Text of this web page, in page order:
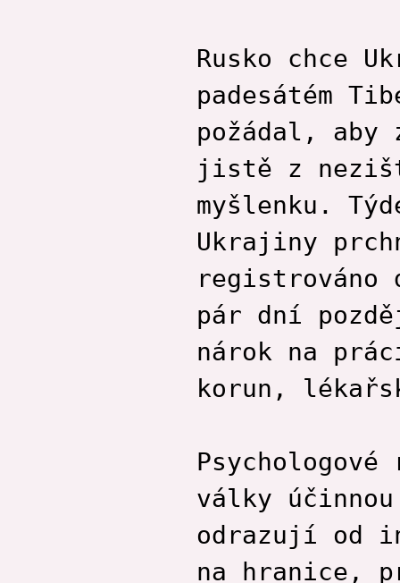
Rusko chce
padesátém
požádal, aby
jistě z
myšlenku.
Ukrajiny
registrováno
pár dní
nárok na
korun,
války
odrazují od
na hranice,